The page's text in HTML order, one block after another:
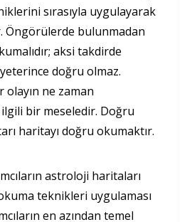
sırasıyla uygulayarak
Öngörülerde bulunmadan
aksi takdirde
doğru olmaz.
ne zaman
bir meseledir. Doğru
haritayı doğru okumaktır.
astroloji haritaları
teknikleri uygulaması
en azından temel